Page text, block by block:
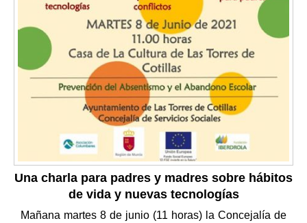
Una charla para padres y madres sobre hábitos
de vida y nuevas tecnologías
Mañana martes 8 de junio (11 horas) la Concejalía de